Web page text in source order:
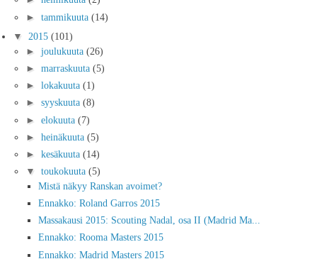
► tammikuuta (14)
▼ 2015 (101)
► joulukuuta (26)
► marraskuuta (5)
► lokakuuta (1)
► syyskuuta (8)
► elokuuta (7)
► heinäkuuta (5)
► kesäkuuta (14)
▼ toukokuuta (5)
Mistä näkyy Ranskan avoimet?
Ennakko: Roland Garros 2015
Massakausi 2015: Scouting Nadal, osa II (Madrid Ma...
Ennakko: Rooma Masters 2015
Ennakko: Madrid Masters 2015